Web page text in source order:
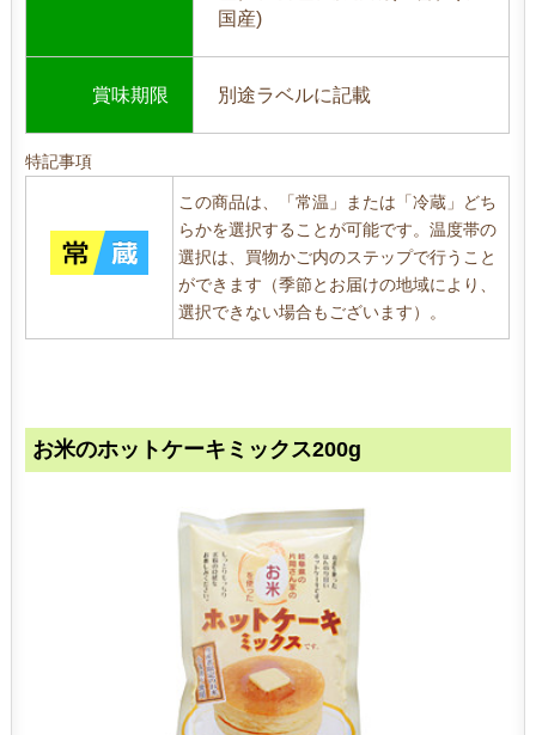
国産)
賞味期限 別途ラベルに記載
特記事項
この商品は、「常温」または「冷蔵」どち
らかを選択することが可能です。温度帯の
選択は、買物かご内のステップで行うこと
ができます（季節とお届けの地域により、
選択できない場合もございます）。
お米のホットケーキミックス200g